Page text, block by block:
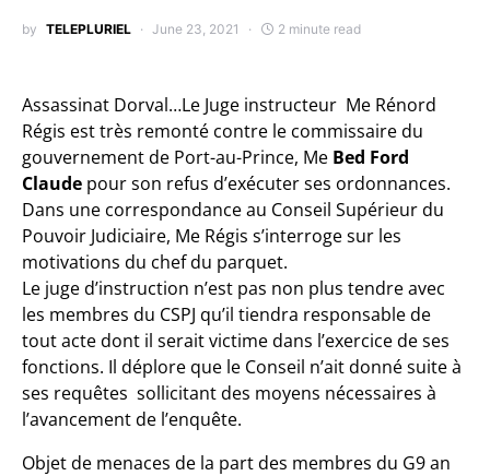
by TELEPLURIEL June 23, 2021 2 minute read
Assassinat Dorval…Le Juge instructeur Me Rénord
Régis est très remonté contre le commissaire du
gouvernement de Port-au-Prince, Me Bed Ford
Claude pour son refus d’exécuter ses ordonnances.
Dans une correspondance au Conseil Supérieur du
Pouvoir Judiciaire, Me Régis s’interroge sur les
motivations du chef du parquet.
Le juge d’instruction n’est pas non plus tendre avec
les membres du CSPJ qu’il tiendra responsable de
tout acte dont il serait victime dans l’exercice de ses
fonctions. Il déplore que le Conseil n’ait donné suite à
ses requêtes sollicitant des moyens nécessaires à
l’avancement de l’enquête.
Objet de menaces de la part des membres du G9 an